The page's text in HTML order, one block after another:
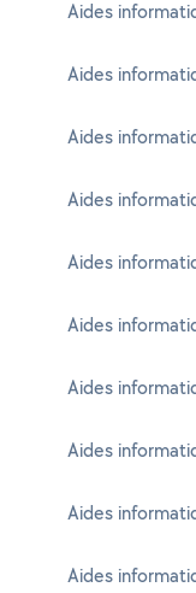
Aides
Aides
Aides
Aides
Aides
Aides
Aides
Aides
Aides
Aides